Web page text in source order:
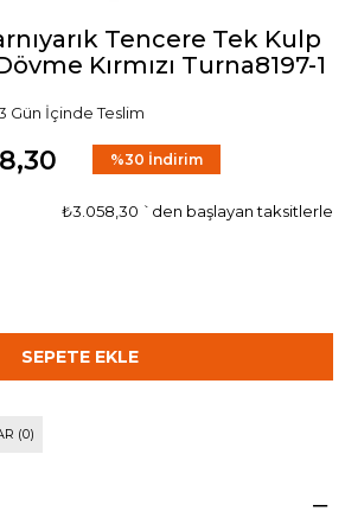
Tencere Tek Kulp
Kırmızı Turna8197-1
Gün İçinde Teslim
%30 İndirim
₺3.058,30 `den başlayan taksitlerle
(0)